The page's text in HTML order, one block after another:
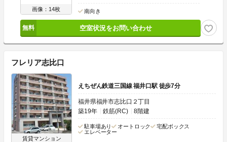
画像：14枚 南向き
空室状況をお問い合わせ
フレリア志比口
賃貸マンション
えちぜん鉄道三国線 福井口駅 徒歩7分
福井県福井市志比口２丁目
築19年
鉄筋(RC) 8階建
駐車場あり オートロック
宅配ボックス
エレベーター